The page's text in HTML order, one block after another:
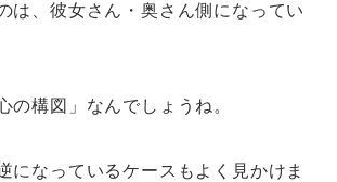
は、彼女さん・奥さん側になってい
の構図」なんでしょうね。
になっているケースもよく見かけま